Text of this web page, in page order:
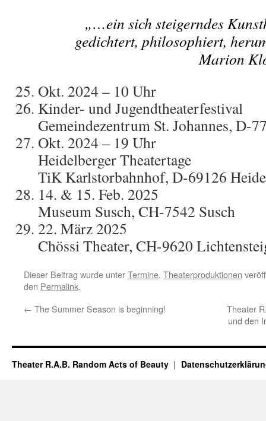
„…ein sich steigerndes
gedichtert, philosophiert,
Marion
Okt. 2024 – 10 Uhr
Kinder- und Jugendtheaterfestival
Gemeindezentrum St. Johannes, D-
Okt. 2024 – 19 Uhr
Heidelberger Theatertage
TiK Karlstorbahnhof, D-69126
14. & 15. Feb. 2025
Museum Susch, CH-7542 Susch
22. März 2025
Chössi Theater, CH-9620
Dieser Beitrag wurde unterTermine, Theaterproduktionen
den Permalink.
← The Summer Season is beginning!
Theater
und den
Theater R.A.B. Random Acts of Beauty